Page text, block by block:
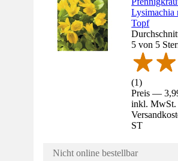
Lysimachia
Topf
5 von 5
(1)
Preis —
inkl. MwSt.
ST
Nicht online bestellbar